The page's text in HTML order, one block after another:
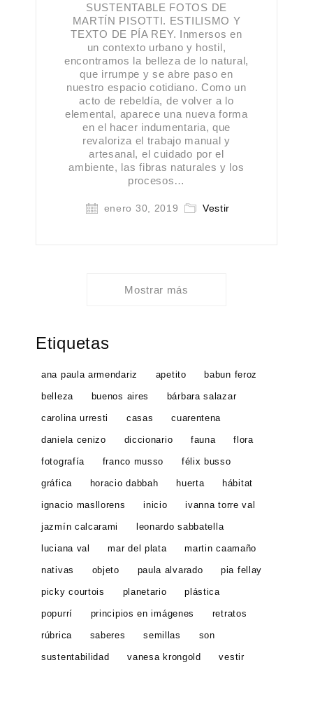
SUSTENTABLE FOTOS DE
MARTÍN PISOTTI. ESTILISMO Y
TEXTO DE PÍA REY. Inmersos en
un contexto urbano y hostil,
encontramos la belleza de lo natural,
que irrumpe y se abre paso en
nuestro espacio cotidiano. Como un
acto de rebeldía, de volver a lo
elemental, aparece una nueva forma
en el hacer indumentaria, que
revaloriza el trabajo manual y
artesanal, el cuidado por el
ambiente, las fibras naturales y los
procesos…
enero 30, 2019 Vestir
Mostrar más
Etiquetas
ana paula armendariz apetito babun feroz
belleza buenos aires bárbara salazar
carolina urresti casas cuarentena
daniela cenizo diccionario fauna flora
fotografía franco musso félix busso
gráfica horacio dabbah huerta hábitat
ignacio masllorens inicio ivanna torre val
jazmín calcarami leonardo sabbatella
luciana val mar del plata martin caamaño
nativas objeto paula alvarado pia fellay
picky courtois planetario plástica
popurrí principios en imágenes retratos
rúbrica saberes semillas son
sustentabilidad vanesa krongold vestir